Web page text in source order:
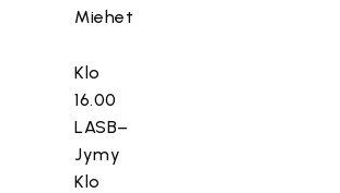
Miehet
Klo
16.00
LASB–
Jymy
Klo